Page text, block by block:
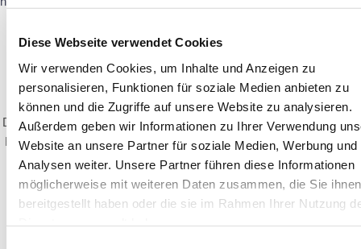
Diese Webseite verwendet Cookies
Wir verwenden Cookies, um Inhalte und Anzeigen zu
personalisieren, Funktionen für soziale Medien anbieten zu
können und die Zugriffe auf unsere Website zu analysieren.
Außerdem geben wir Informationen zu Ihrer Verwendung
Website an unsere Partner für soziale Medien, Werbung und
Analysen weiter. Unsere Partner führen diese Informationen
möglicherweise mit weiteren Daten zusammen, die Sie ihnen
bereitgestellt haben oder die sie im Rahmen Ihrer Nutzung
Forever Focus™
Die optimale Unterstützung für deine kognitive Leistung* Mit Forever
Focus™ gibt es nun endlich ein Nahrungsergänzungsmittel, das dir
dabei hilft die Hürden deines schnelllebigen Alltags optimal zu
meistern.
96,33 €